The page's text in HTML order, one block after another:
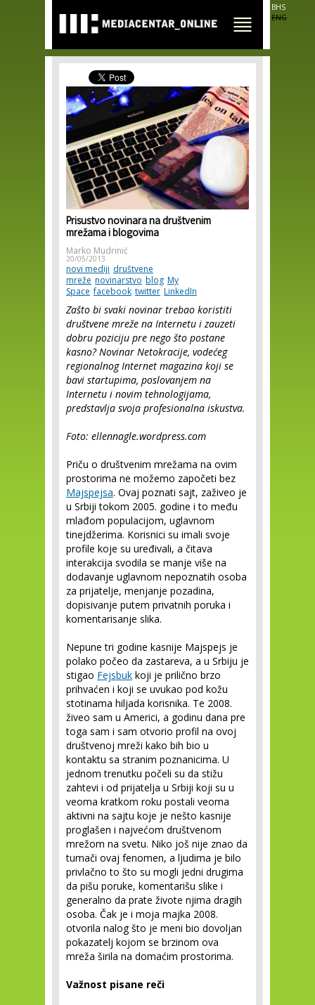
main
content
BHS
ENG
Prisustvo novinara na društvenim
mrežama i blogovima
Marko Mudrinić
20/05/2013
novi mediji društvene
mreže novinarstvo blog My
Space facebook twitter LinkedIn
Zašto bi svaki novinar trebao koristiti
društvene mreže na Internetu i zauzeti
dobru poziciju pre nego što postane
kasno? Novinar Netokracije, vodećeg
regionalnog Internet magazina koji se
bavi startupima, poslovanjem na
Internetu i novim tehnologijama,
predstavlja svoja profesionalna iskustva.
Foto: ellennagle.wordpress.com
Priču o društvenim mrežama na ovim
prostorima ne možemo započeti bez
Majspejsa. Ovaj poznati sajt, zaživeo je
u Srbiji tokom 2005. godine i to među
mlađom populacijom, uglavnom
tinejdžerima. Korisnici su imali svoje
profile koje su uređivali, a čitava
interakcija svodila se manje više na
dodavanje uglavnom nepoznatih osoba
za prijatelje, menjanje pozadina,
dopisivanje putem privatnih poruka i
komentarisanje slika.
Nepune tri godine kasnije Majspejs je
polako počeo da zastareva, a u Srbiju je
stigao Fejsbuk koji je prilično brzo
prihvaćen i koji se uvukao pod kožu
stotinama hiljada korisnika. Te 2008.
živeo sam u Americi, a godinu dana pre
toga sam i sam otvorio profil na ovoj
društvenoj mreži kako bih bio u
kontaktu sa stranim poznanicima. U
jednom trenutku počeli su da stižu
zahtevi i od prijatelja u Srbiji koji su u
veoma kratkom roku postali veoma
aktivni na sajtu koje je nešto kasnije
proglašen i najvećom društvenom
mrežom na svetu. Niko još nije znao da
tumači ovaj fenomen, a ljudima je bilo
privlačno to što su mogli jedni drugima
da pišu poruke, komentarišu slike i
generalno da prate živote njima dragih
osoba. Čak je i moja majka 2008.
otvorila nalog što je meni bio dovoljan
pokazatelj kojom se brzinom ova
mreža širila na domaćim prostorima.
Važnost pisane reči